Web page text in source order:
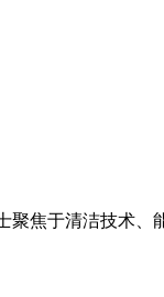
聚焦于清洁技术